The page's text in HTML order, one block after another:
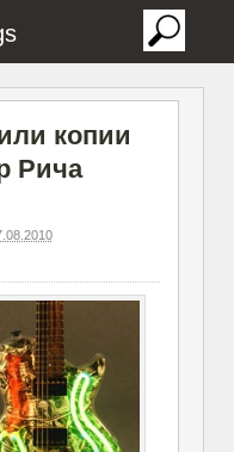
копии
Рича